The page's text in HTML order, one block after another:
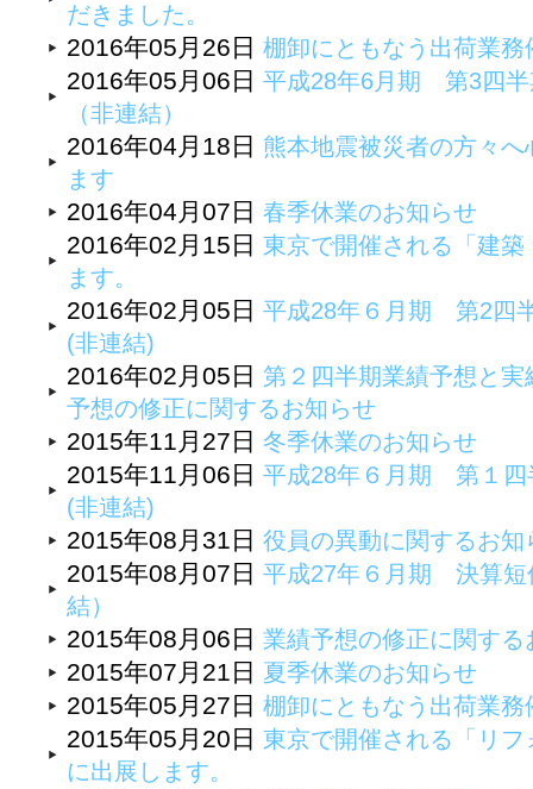
だきました。
2016年05月26日 棚卸にともなう出荷業務
2016年05月06日 平成28年6月期 第3四半
（非連結）
2016年04月18日 熊本地震被災者の方々
ます
2016年04月07日 春季休業のお知らせ
2016年02月15日 東京で開催される「建
ます。
2016年02月05日 平成28年６月期 第2四
(非連結)
2016年02月05日 第２四半期業績予想と
予想の修正に関するお知らせ
2015年11月27日 冬季休業のお知らせ
2015年11月06日 平成28年６月期 第１
(非連結)
2015年08月31日 役員の異動に関するお知
2015年08月07日 平成27年６月期 決算短
結）
2015年08月06日 業績予想の修正に関する
2015年07月21日 夏季休業のお知らせ
2015年05月27日 棚卸にともなう出荷業務
2015年05月20日 東京で開催される「リ
に出展します。